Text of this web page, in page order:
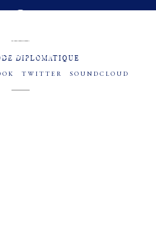
DIPLOMATIQUE
TWITTER SOUNDCLOUD